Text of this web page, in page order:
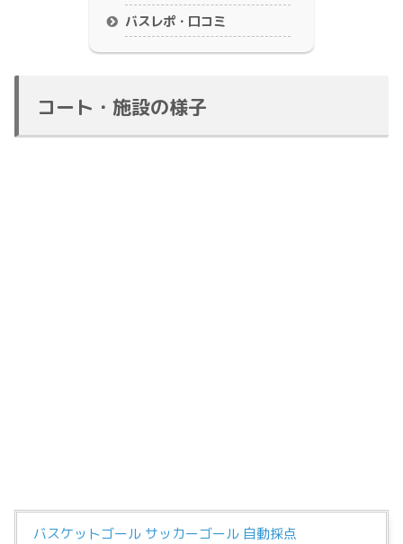
バスレポ・口コミ
コート・施設の様子
バスケットゴール サッカーゴール 自動採点